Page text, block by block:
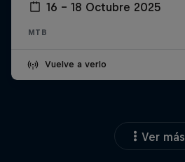
16 – 18 Octubre 2025
MTB
Vuelve a verlo
Ver más